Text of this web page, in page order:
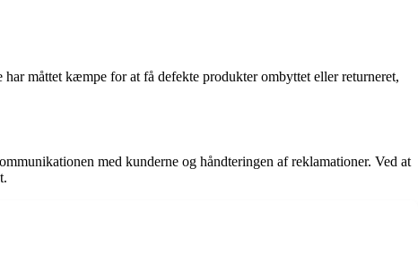
måttet kæmpe for at få defekte produkter ombyttet eller returneret,
med kunderne og håndteringen af reklamationer. Ved at